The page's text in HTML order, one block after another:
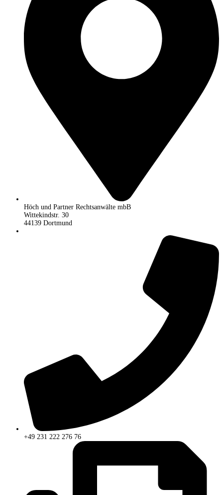
Höch und Partner Rechtsanwälte mbB
Wittekindstr. 30
44139 Dortmund
+49 231 222 276 76